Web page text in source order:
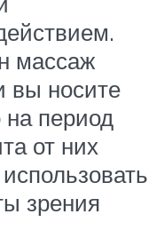
массаж
вы носите
на период
от них
зрения